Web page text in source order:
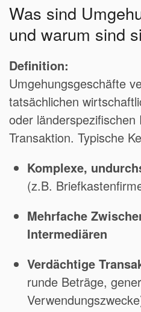
Was sind
und warum sind
Definition:
Umgehungsgeschäfte
tatsächlichen
oder länderspezifischen
Transaktion. Typische
Komplexe,
(z.B.
Mehrfache
Intermediären
Verdächtige
runde Beträge,